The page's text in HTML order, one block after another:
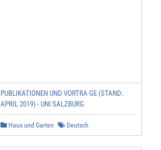
PUBLIKATIONEN UND VORTRA GE (STAND:
APRIL 2019) - UNI SALZBURG
Haus und Garten Deutsch